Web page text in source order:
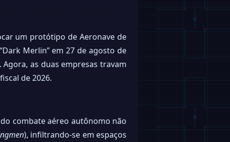
um protótipo de Aeronave de
Merlin” em 27 de agosto de
as duas empresas travam
de 2026.
combate aéreo autônomo não
), infiltrando-se em espaços